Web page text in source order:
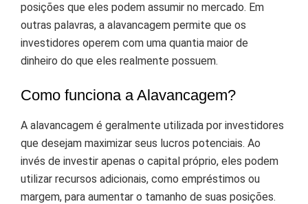
posições que eles podem assumir no mercado. Em
outras palavras, a alavancagem permite que os
investidores operem com uma quantia maior de
dinheiro do que eles realmente possuem.
Como funciona a Alavancagem?
A alavancagem é geralmente utilizada por investidores
que desejam maximizar seus lucros potenciais. Ao
invés de investir apenas o capital próprio, eles podem
utilizar recursos adicionais, como empréstimos ou
margem, para aumentar o tamanho de suas posições.